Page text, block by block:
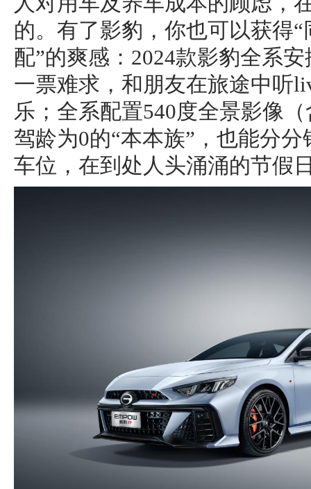
的。有了影豹，你也可以获得
配”的爽感：2024款影豹全系
一票难求，和朋友在旅途中听
乐；全系配置540度全景影像
驾龄为0的“本本族”，也能分
车位，在到处人头涌涌的节假